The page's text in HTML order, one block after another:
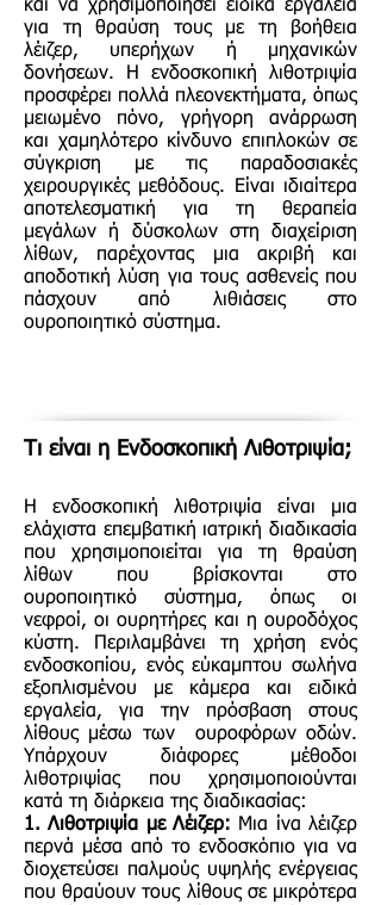
και να χρησιμοποιήσει ειδικά εργαλεία
για τη θραύση τους με τη βοήθεια
λέιζερ, υπερήχων ή μηχανικών
δονήσεων. Η ενδοσκοπική λιθοτριψία
προσφέρει πολλά πλεονεκτήματα, όπως
μειωμένο πόνο, γρήγορη ανάρρωση
και χαμηλότερο κίνδυνο επιπλοκών σε
σύγκριση με τις παραδοσιακές
χειρουργικές μεθόδους. Είναι ιδιαίτερα
αποτελεσματική για τη θεραπεία
μεγάλων ή δύσκολων στη διαχείριση
λίθων, παρέχοντας μια ακριβή και
αποδοτική λύση για τους ασθενείς που
πάσχουν από λιθιάσεις στο
ουροποιητικό σύστημα.
Τι είναι η Ενδοσκοπική Λιθοτριψία;
Η ενδοσκοπική λιθοτριψία είναι μια
ελάχιστα επεμβατική ιατρική διαδικασία
που χρησιμοποιείται για τη θραύση
λίθων που βρίσκονται στο
ουροποιητικό σύστημα, όπως οι
νεφροί, οι ουρητήρες και η ουροδόχος
κύστη. Περιλαμβάνει τη χρήση ενός
ενδοσκοπίου, ενός εύκαμπτου σωλήνα
εξοπλισμένου με κάμερα και ειδικά
εργαλεία, για την πρόσβαση στους
λίθους μέσω των ουροφόρων οδών.
Υπάρχουν διάφορες μέθοδοι
λιθοτριψίας που χρησιμοποιούνται
κατά τη διάρκεια της διαδικασίας:
1. Λιθοτριψία με Λέιζερ: Μια ίνα λέιζερ
περνά μέσα από το ενδοσκόπιο για να
διοχετεύσει παλμούς υψηλής ενέργειας
που θραύουν τους λίθους σε μικρότερα